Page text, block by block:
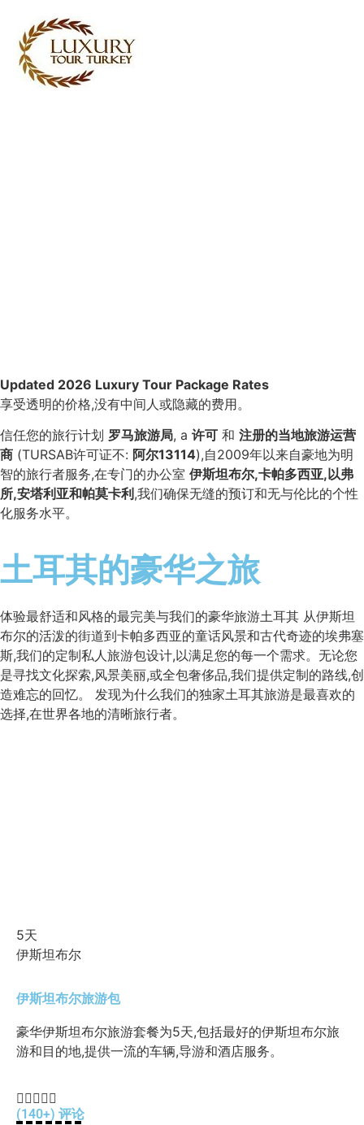
Updated 2026 Luxury Tour Package Rates
享受透明的价格,没有中间人或隐藏的费用。
信任您的旅行计划 罗马旅游局, a 许可 和 注册的当地旅游运营
商 (TURSAB许可证不: 阿尔13114),自2009年以来自豪地为明
智的旅行者服务,在专门的办公室 伊斯坦布尔,卡帕多西亚,以弗
所,安塔利亚和帕莫卡利 ,我们确保无缝的预订和无与伦比的个性
化服务水平。
土耳其的豪华之旅
体验最舒适和风格的最完美与我们的豪华旅游土耳其 从伊斯坦
布尔的活泼的街道到卡帕多西亚的童话风景和古代奇迹的埃弗塞
斯,我们的定制私人旅游包设计,以满足您的每一个需求。无论您
是寻找文化探索,风景美丽,或全包奢侈品,我们提供定制的路线,创
造难忘的回忆。 发现为什么我们的独家土耳其旅游是最喜欢的
选择,在世界各地的清晰旅行者。
5天
伊斯坦布尔
伊斯坦布尔旅游包
豪华伊斯坦布尔旅游套餐为5天,包括最好的伊斯坦布尔旅
游和目的地,提供一流的车辆,导游和酒店服务。

(140+) 评论